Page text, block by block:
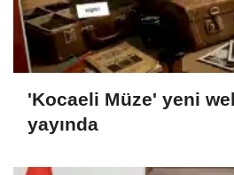
'Kocaeli Müze' yeni
yayında